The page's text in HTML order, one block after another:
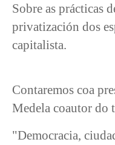
Sobre as prácticas
privatización dos
capitalista.
Contaremos coa
Medela coautor do
"Democracia,